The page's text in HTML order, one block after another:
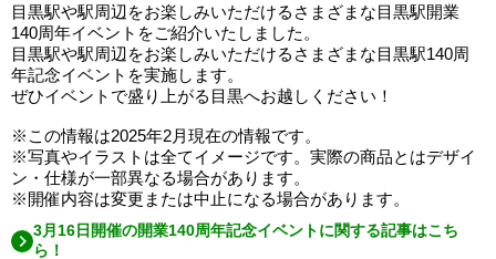
目黒駅や駅周辺をお楽しみいただけるさまざまな目黒駅開業
140周年イベントをご紹介いたしました。
目黒駅や駅周辺をお楽しみいただけるさまざまな目黒駅140周
年記念イベントを実施します。
ぜひイベントで盛り上がる目黒へお越しください！
※この情報は2025年2月現在の情報です。
※写真やイラストは全てイメージです。実際の商品とはデザイ
ン・仕様が一部異なる場合があります。
※開催内容は変更または中止になる場合があります。
3月16日開催の開業140周年記念イベントに関する記事はこち
ら！